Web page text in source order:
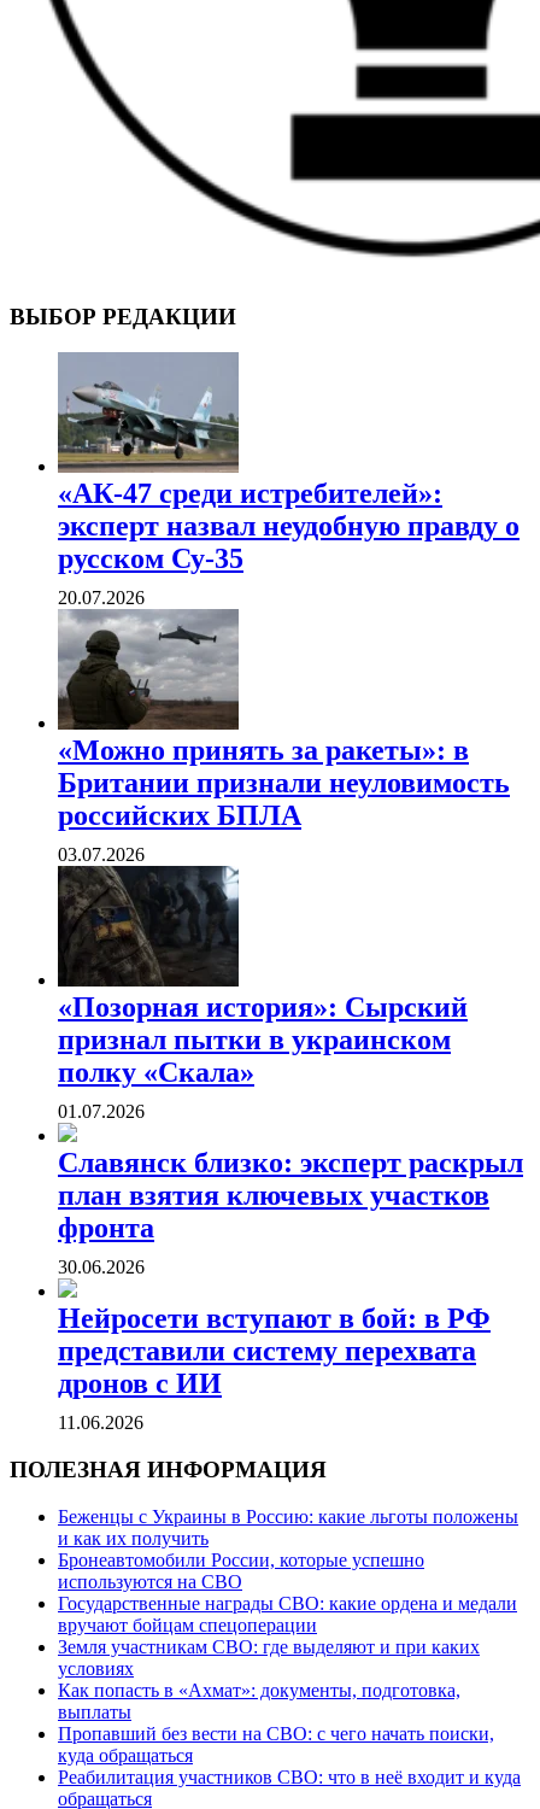
ВОЕННЫЕ СТРАНИЦЫ
СТАТЬИ ВОЕННОЙ ТЕМАТИКИ
ВЫБОР РЕДАКЦИИ
«АК-47 среди истребителей»:
эксперт назвал неудобную правду о
русском Су-35
20.07.2026
«Можно принять за ракеты»: в
Британии признали неуловимость
российских БПЛА
03.07.2026
«Позорная история»: Сырский
признал пытки в украинском
полку «Скала»
01.07.2026
Славянск близко: эксперт раскрыл
план взятия ключевых участков
фронта
30.06.2026
Нейросети вступают в бой: в РФ
представили систему перехвата
дронов с ИИ
11.06.2026
ПОЛЕЗНАЯ ИНФОРМАЦИЯ
Беженцы с Украины в Россию: какие льготы положены
и как их получить
Бронеавтомобили России, которые успешно
используются на СВО
Государственные награды СВО: какие ордена и медали
вручают бойцам спецоперации
Земля участникам СВО: где выделяют и при каких
условиях
Как попасть в «Ахмат»: документы, подготовка,
выплаты
Пропавший без вести на СВО: с чего начать поиски,
куда обращаться
Реабилитация участников СВО: что в неё входит и куда
обращаться